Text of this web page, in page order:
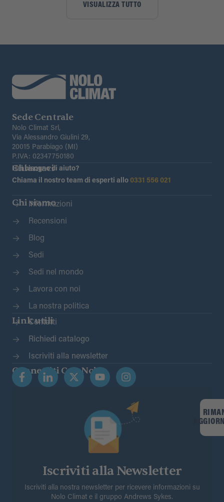
VISUALIZZA TUTTO
Sede Centrale
Nolo Climat Srl,
Via Alessandro Giulini 29,
20015 Parabiago (MI)
P.IVA: 02347750180
Chiamaci
Hai bisogno di aiuto?
Chiama il nostro team di esperti allo 0331 556 021
Chi siamo
Informazioni
Recensioni
Blog
Sedi
Sedi nel mondo
Lavora con noi
La nostra politica
Link utili
Contatti
Richiedi catalogo
Iscriviti alla newsletter
Connettiti Con Noi
Iscriviti alla Newsletter
Iscriviti alla nostra newsletter per ricevere informazioni su
Nolo Climat e il gruppo Andrews Sykes.